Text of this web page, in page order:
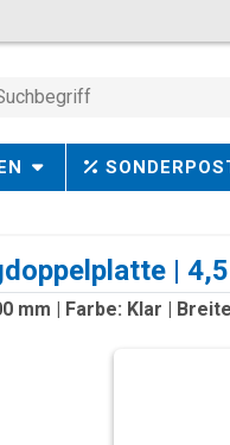
|
mm | Farbe: Klar |